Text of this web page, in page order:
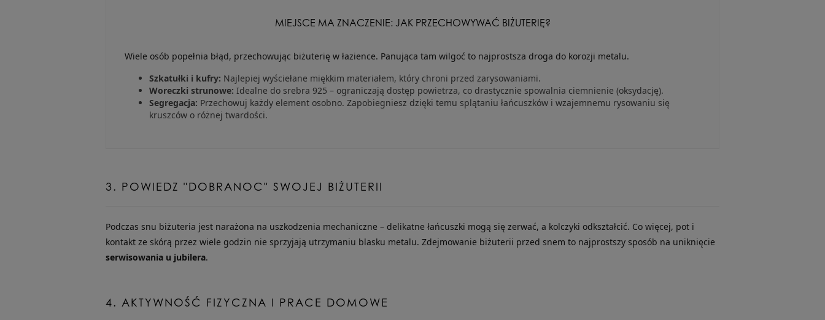
MIEJSCE MA ZNACZENIE: JAK PRZECHOWYWAĆ BIŻUTERIĘ?
Wiele osób popełnia błąd, przechowując biżuterię w łazience. Panująca tam wilgoć to najprostsza droga do korozji metalu.
Szkatułki i kufry: Najlepiej wyściełane miękkim materiałem, który chroni przed zarysowaniami.
Woreczki strunowe: Idealne do srebra 925 – ograniczają dostęp powietrza, co drastycznie spowalnia ciemnienie (oksydację).
Segregacja: Przechowuj każdy element osobno. Zapobiegniesz dzięki temu splątaniu łańcuszków i wzajemnemu rysowaniu się
kruszców o różnej twardości.
3. POWIEDZ "DOBRANOC" SWOJEJ BIŻUTERII
Podczas snu biżuteria jest narażona na uszkodzenia mechaniczne – delikatne łańcuszki mogą się zerwać, a kolczyki odkształcić. Co więcej, pot i
kontakt ze skórą przez wiele godzin nie sprzyjają utrzymaniu blasku metalu. Zdejmowanie biżuterii przed snem to najprostszy sposób na uniknięcie
serwisowania u jubilera.
4. AKTYWNOŚĆ FIZYCZNA I PRACE DOMOWE